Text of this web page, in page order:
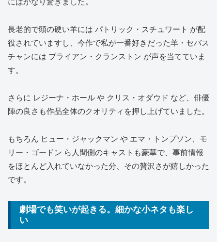
にはかなり驚きました。
長老的で頭の硬い羊には パトリック・スチュワート が配
役されていますし、今作で私が一番好きだった羊・セバス
チャンには ブライアン・クランストン が声を当てていま
す。
さらに レジーナ・ホール や クリス・オダウド など、俳優
陣の良さも作品全体のクオリティを押し上げていました。
もちろん ヒュー・ジャックマン や エマ・トンプソン
モ
リー・ゴードン ら人間側のキャストも豪華で、事前情報
をほとんど入れていなかった分、その贅沢さが嬉しかった
です。
劇場でも笑いが起きる。細かな小ネタも楽し
い